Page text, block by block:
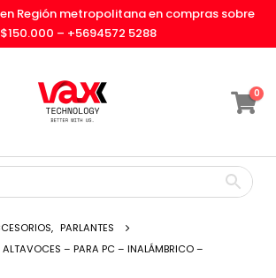
Región metropolitana en compras sobre
$150.000 – +5694572 5288
0
, PARLANTES
– PARA PC – INALÁMBRICO –